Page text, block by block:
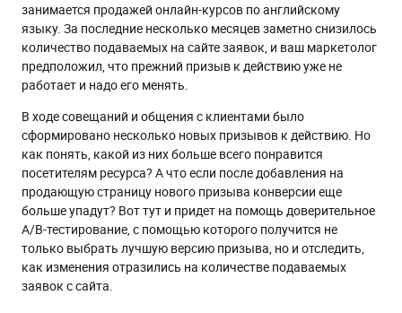
занимается продажей онлайн-курсов по английскому
языку. За последние несколько месяцев заметно снизилось
количество подаваемых на сайте заявок, и ваш маркетолог
предположил, что прежний призыв к действию уже не
работает и надо его менять.
В ходе совещаний и общения с клиентами было
сформировано несколько новых призывов к действию. Но
как понять, какой из них больше всего понравится
посетителям ресурса? А что если после добавления на
продающую страницу нового призыва конверсии еще
больше упадут? Вот тут и придет на помощь доверительное
A/B-тестирование, с помощью которого получится не
только выбрать лучшую версию призыва, но и отследить,
как изменения отразились на количестве подаваемых
заявок с сайта.